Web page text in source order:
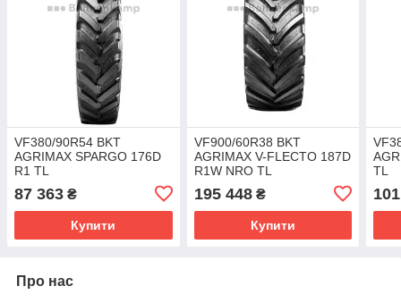
VF380/90R54 BKT
AGRIMAX SPARGO 176D
R1 TL
87 363 ₴
Купити
VF900/60R38 BKT
AGRIMAX V-FLECTO 187D
R1W NRO TL
195 448₴
Купити
TL
Про нас